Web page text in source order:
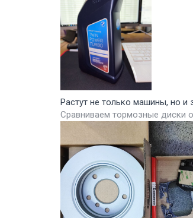
Растут не только машины, но и
Сравниваем тормозные диски